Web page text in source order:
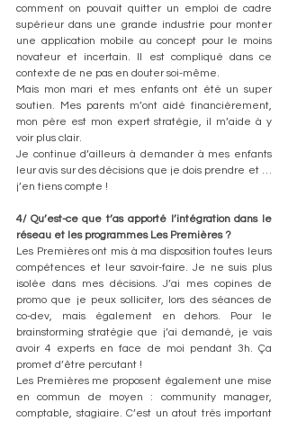
comment on pouvait quitter un emploi de cadre
supérieur dans une grande industrie pour monter
une application mobile au concept pour le moins
novateur et incertain. Il est compliqué dans ce
contexte de ne pas en douter soi-même.
Mais mon mari et mes enfants ont été un super
soutien. Mes parents m’ont aidé financièrement,
mon père est mon expert stratégie, il m’aide à y
voir plus clair.
Je continue d’ailleurs à demander à mes enfants
leur avis sur des décisions que je dois prendre et …
j’en tiens compte !
4/ Qu’est-ce que t’as apporté l’intégration dans le
réseau et les programmes Les Premières ?
Les Premières ont mis à ma disposition toutes leurs
compétences et leur savoir-faire. Je ne suis plus
isolée dans mes décisions. J’ai mes copines de
promo que je peux solliciter, lors des séances de
co-dev, mais également en dehors. Pour le
brainstorming stratégie que j’ai demandé, je vais
avoir 4 experts en face de moi pendant 3h. Ça
promet d’être percutant !
Les Premières me proposent également une mise
en commun de moyen : community manager,
comptable, stagiaire. C’est un atout très important